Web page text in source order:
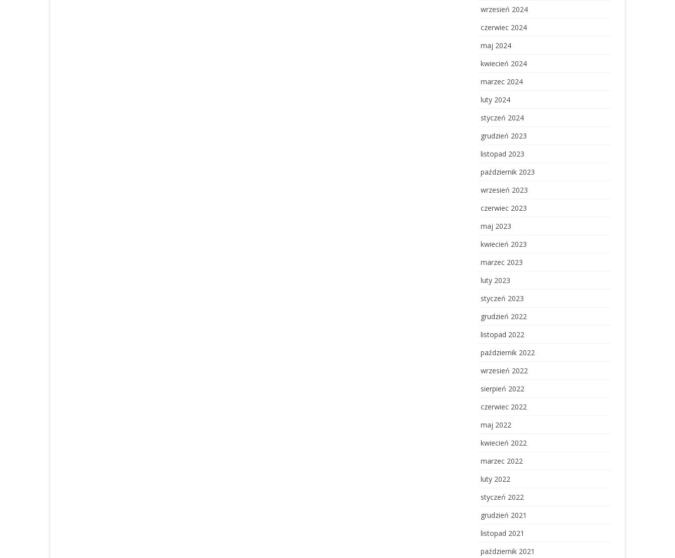
wrzesień 2024
czerwiec 2024
maj 2024
kwiecień 2024
marzec 2024
luty 2024
styczeń 2024
grudzień 2023
listopad 2023
październik 2023
wrzesień 2023
czerwiec 2023
maj 2023
kwiecień 2023
marzec 2023
luty 2023
styczeń 2023
grudzień 2022
listopad 2022
październik 2022
wrzesień 2022
sierpień 2022
czerwiec 2022
maj 2022
kwiecień 2022
marzec 2022
luty 2022
styczeń 2022
grudzień 2021
listopad 2021
październik 2021